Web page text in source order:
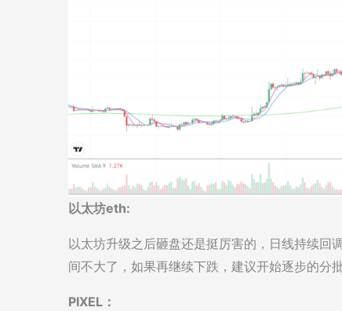
以太坊eth:
以太坊升级之后砸盘还是挺厉害的，日线持续回
间不大了，如果再继续下跌，建议开始逐步的分批
PIXEL：